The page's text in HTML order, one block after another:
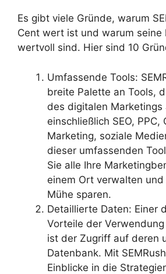
Es gibt viele Gründe, warum
Cent wert ist und warum seine
wertvoll sind. Hier sind 10
Umfassende Tools:
breite Palette an Tools,
des digitalen Marketings
einschließlich SEO, PPC,
Marketing, soziale
dieser umfassenden
Sie alle Ihre
einem Ort verwalten
Mühe sparen.
Detaillierte Daten: Einer
Vorteile der Verwendung
ist der Zugriff auf deren
Datenbank. Mit
Einblicke in die